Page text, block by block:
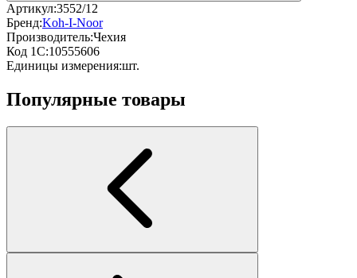
Артикул:3552/12
Бренд:Koh-I-Noor
Производитель:Чехия
Код 1С:10555606
Единицы измерения:шт.
Популярные товары